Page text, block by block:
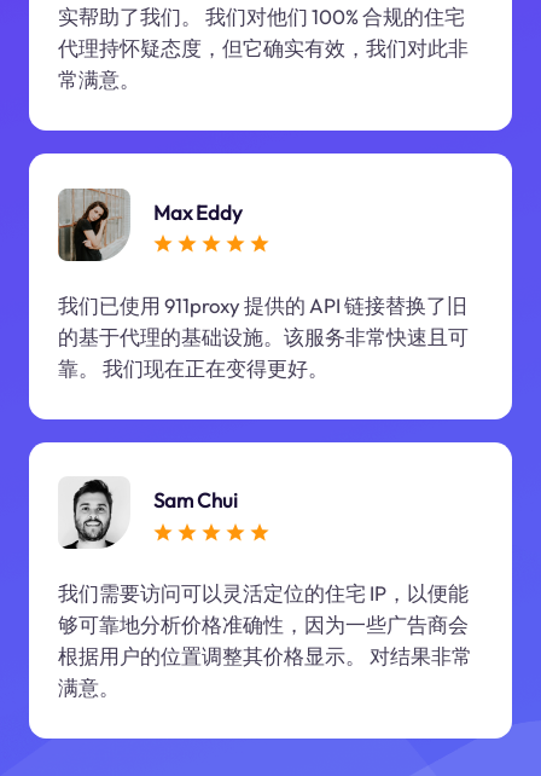
实帮助了我们。 我们对他们 100% 合规的住宅
代理持怀疑态度，但它确实有效，我们对此非
常满意。
Max Eddy
我们已使用 911proxy 提供的 API 链接替换了旧
的基于代理的基础设施。该服务非常快速且可
靠。 我们现在正在变得更好。
Sam Chui
我们需要访问可以灵活定位的住宅 IP，以便能
够可靠地分析价格准确性，因为一些广告商会
根据用户的位置调整其价格显示。 对结果非常
满意。